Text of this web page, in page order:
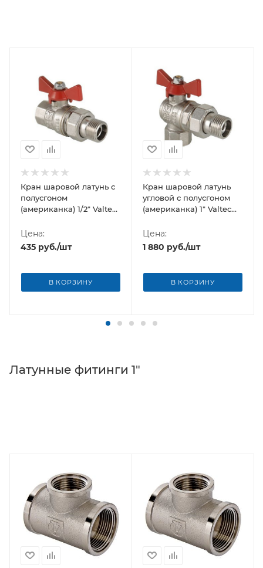
Кран шаровой латунь с
полусгоном
(американка) 1/2" Valtec
бабочка
Цена:
435 руб./шт
В КОРЗИНУ
Кран шаровой латунь
угловой с полусгоном
(американка) 1" Valtec
бабочка
Цена:
1 880 руб./шт
В КОРЗИНУ
Латунные фитинги 1"